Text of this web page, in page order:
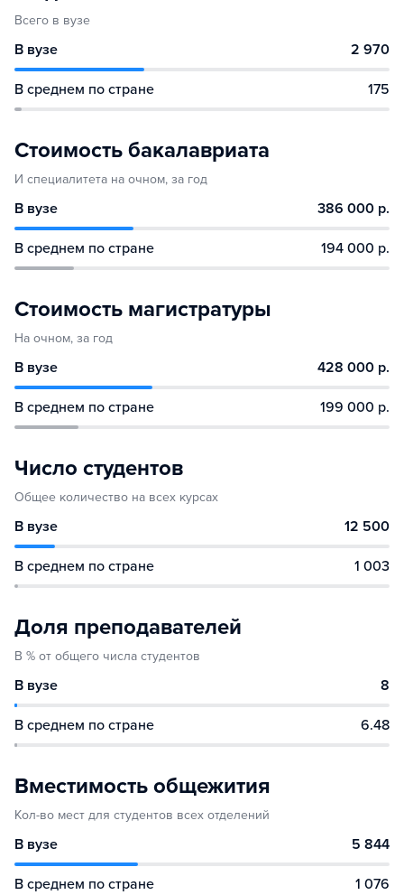
Всего в вузе
В вузе 2 970
В среднем по стране 175
Стоимость бакалавриата
И специалитета на очном, за год
В вузе 386 000 р.
В среднем по стране 194 000 р.
Стоимость магистратуры
На очном, за год
В вузе 428 000 р.
В среднем по стране 199 000 р.
Число студентов
Общее количество на всех курсах
В вузе 12 500
В среднем по стране 1 003
Доля преподавателей
В % от общего числа студентов
В вузе 8
В среднем по стране 6.48
Вместимость общежития
Кол-во мест для студентов всех отделений
В вузе 5 844
В среднем по стране 1 076